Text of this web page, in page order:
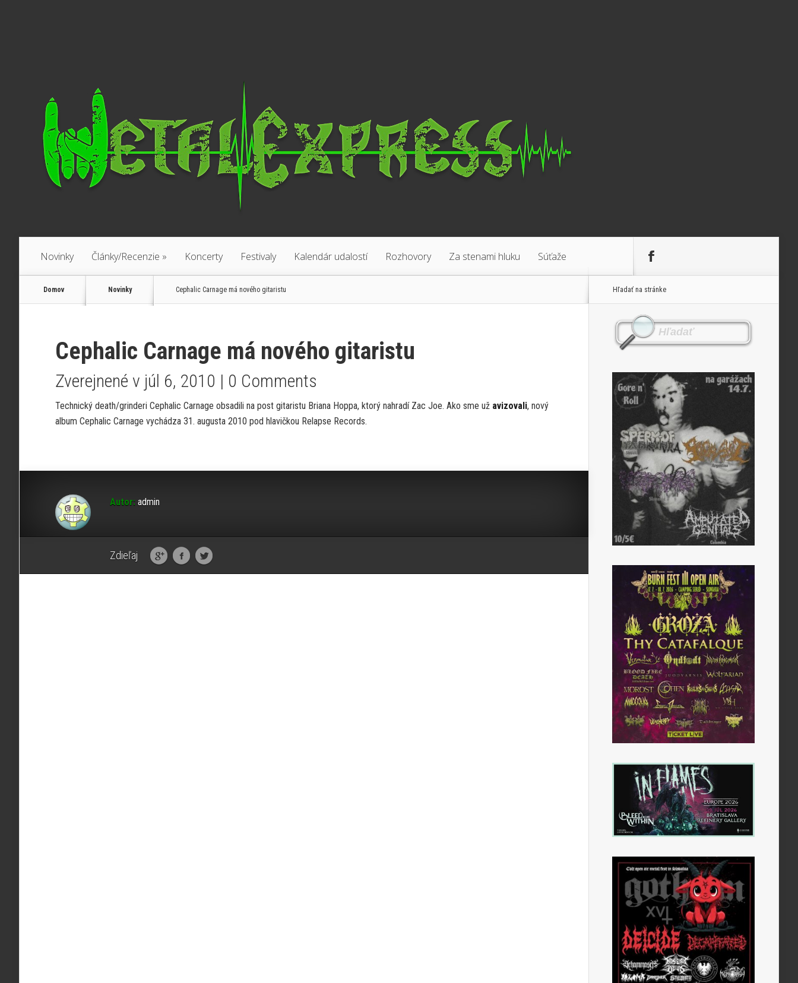
Novinky Články/Recenzie » Koncerty Festivaly Kalendár udalostí Rozhovory Za stenami hluku Súťaže
Domov Novinky Cephalic Carnage má nového gitaristu
Cephalic Carnage má nového gitaristu
Zverejnené v júl 6, 2010 | 0 Comments
Technický death/grinderi Cephalic Carnage obsadili na post gitaristu Briana Hoppa, ktorý nahradí Zac Joe. Ako sme už avizovali, nový
album Cephalic Carnage vychádza 31. augusta 2010 pod hlavičkou Relapse Records.
Autor: admin
Zdieľaj
Hľadať na stránke